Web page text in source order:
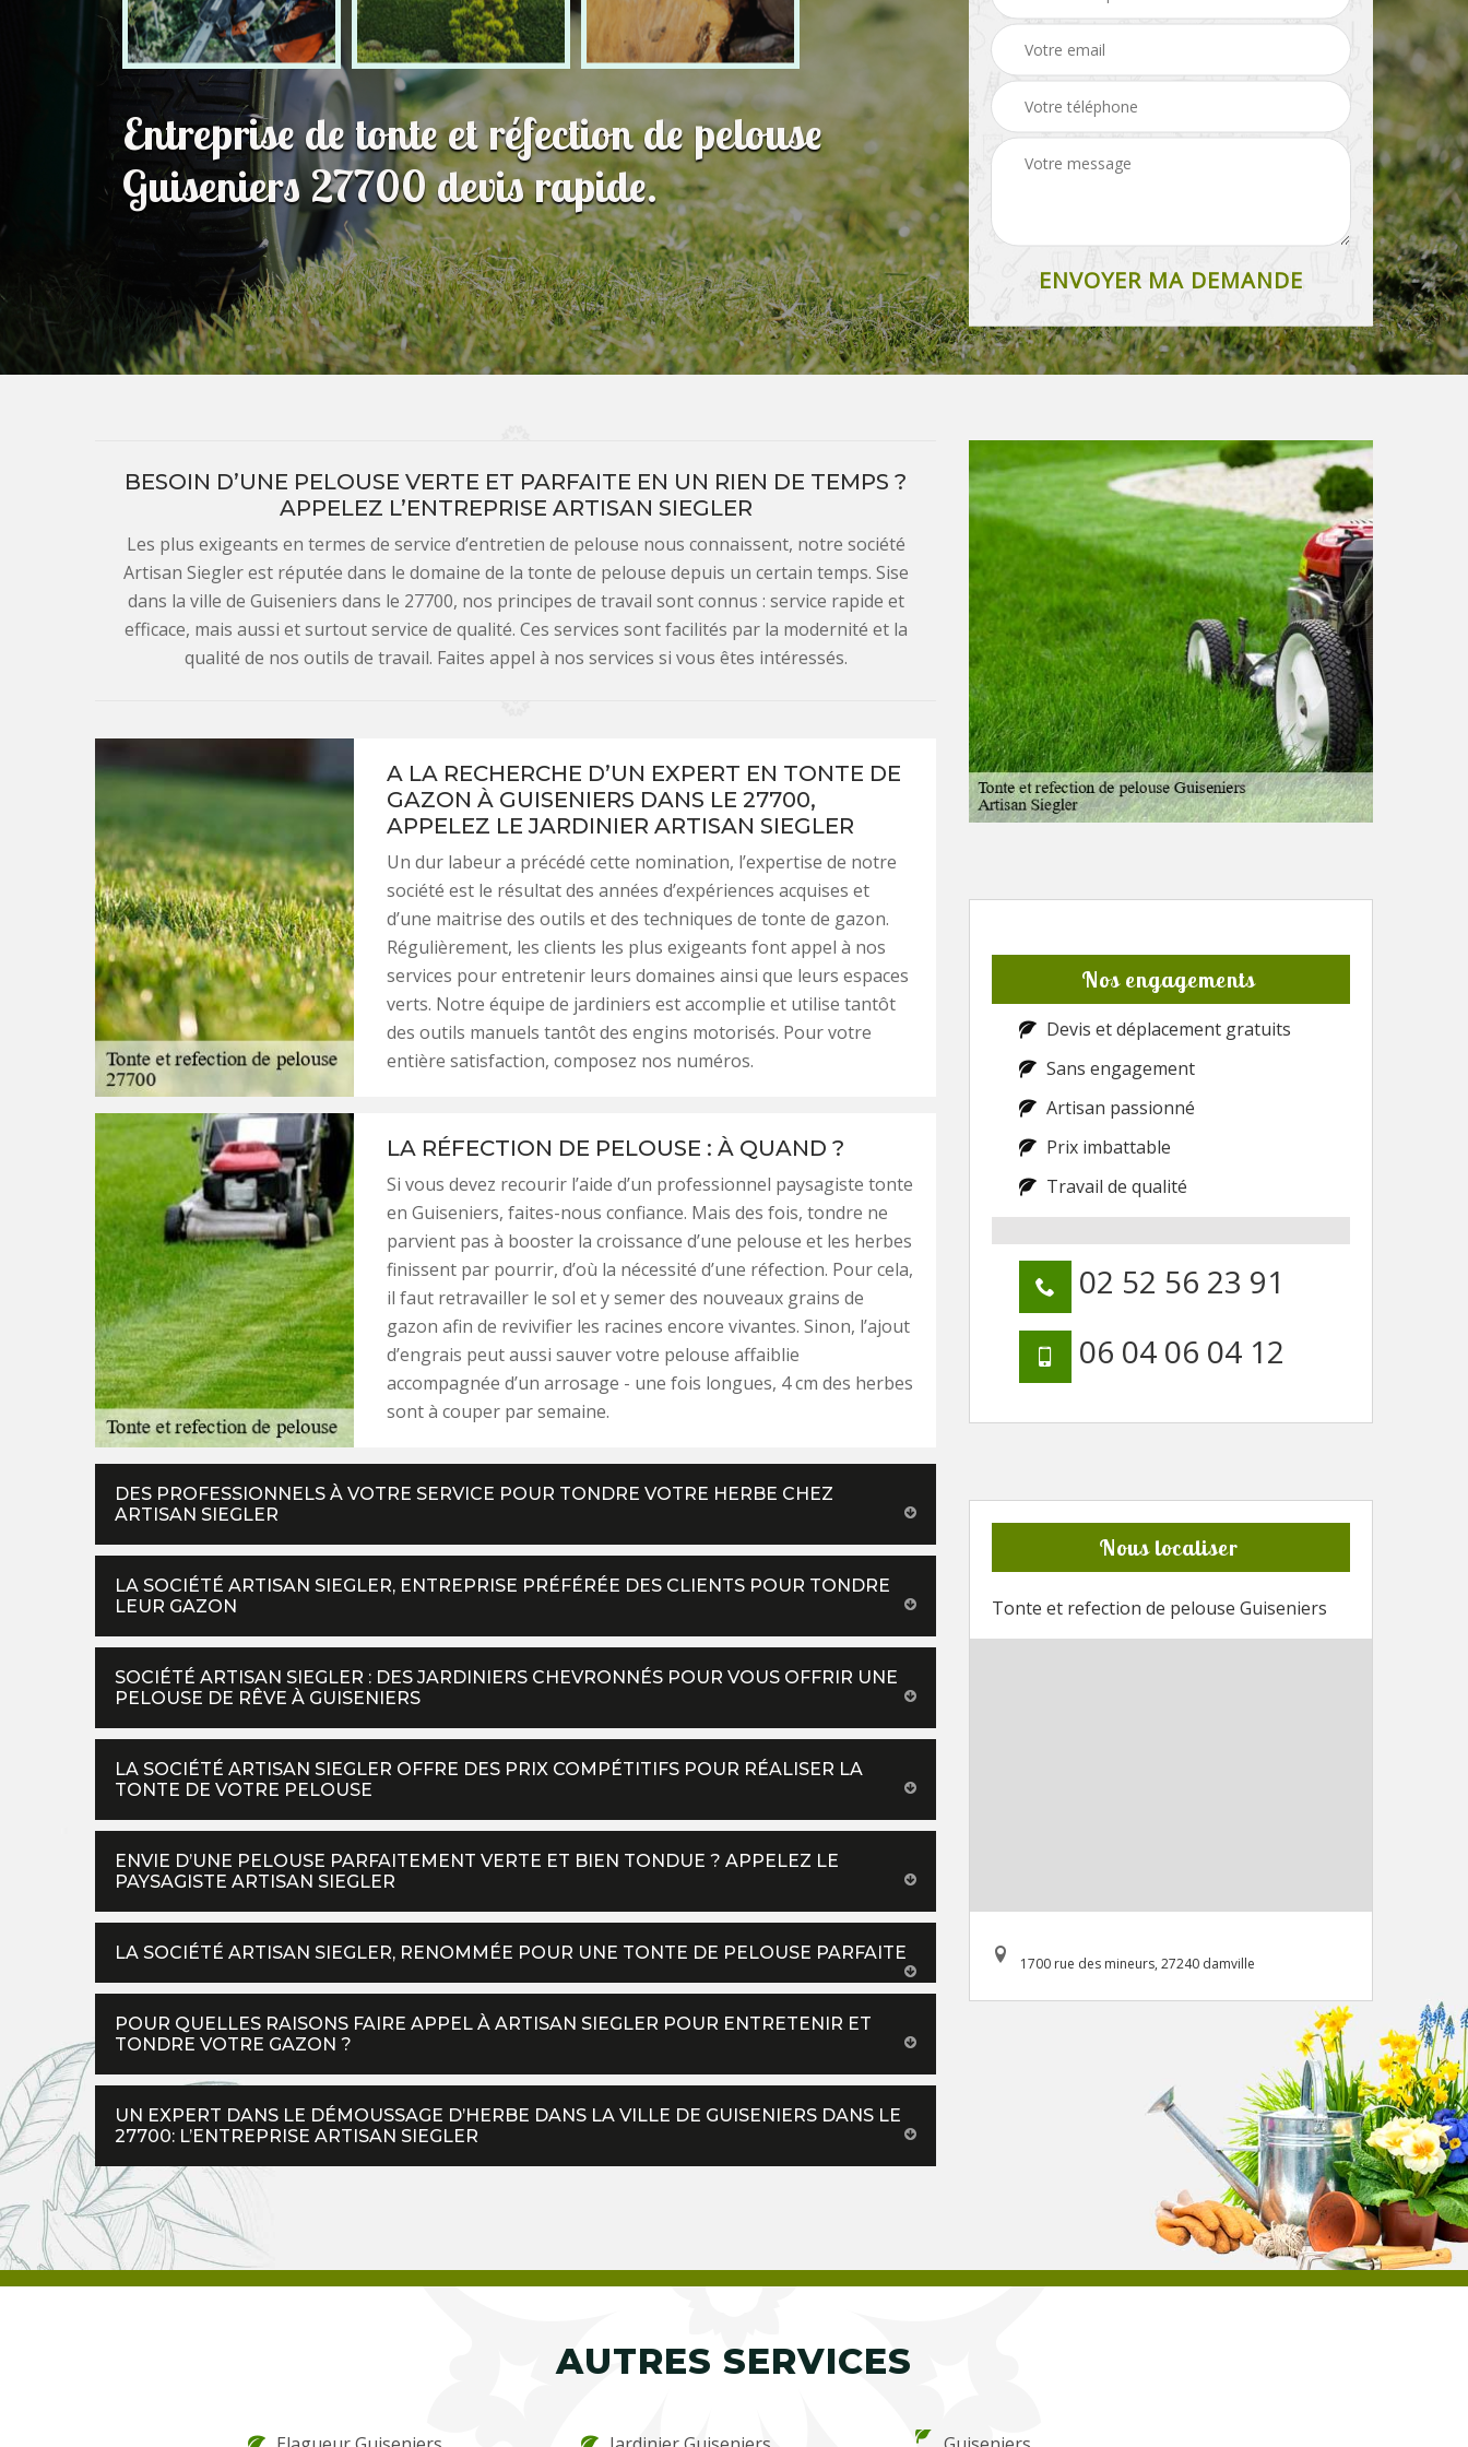
Entreprise de tonte et réfection de pelouse
Guiseniers 27700 devis rapide.
BESOIN D’UNE PELOUSE VERTE ET PARFAITE EN UN RIEN DE TEMPS ?
APPELEZ L’ENTREPRISE ARTISAN SIEGLER
Les plus exigeants en termes de service d’entretien de pelouse nous connaissent, notre société
Artisan Siegler est réputée dans le domaine de la tonte de pelouse depuis un certain temps. Sise
dans la ville de Guiseniers dans le 27700, nos principes de travail sont connus : service rapide et
efficace, mais aussi et surtout service de qualité. Ces services sont facilités par la modernité et la
qualité de nos outils de travail. Faites appel à nos services si vous êtes intéressés.
A LA RECHERCHE D’UN EXPERT EN TONTE DE
GAZON À GUISENIERS DANS LE 27700,
APPELEZ LE JARDINIER ARTISAN SIEGLER
Un dur labeur a précédé cette nomination, l’expertise de notre
société est le résultat des années d’expériences acquises et
d’une maitrise des outils et des techniques de tonte de gazon.
Régulièrement, les clients les plus exigeants font appel à nos
services pour entretenir leurs domaines ainsi que leurs espaces
verts. Notre équipe de jardiniers est accomplie et utilise tantôt
des outils manuels tantôt des engins motorisés. Pour votre
entière satisfaction, composez nos numéros.
LA RÉFECTION DE PELOUSE : À QUAND ?
Si vous devez recourir l’aide d’un professionnel paysagiste tonte
en Guiseniers, faites-nous confiance. Mais des fois, tondre ne
parvient pas à booster la croissance d’une pelouse et les herbes
finissent par pourrir, d’où la nécessité d’une réfection. Pour cela,
il faut retravailler le sol et y semer des nouveaux grains de
gazon afin de revivifier les racines encore vivantes. Sinon, l’ajout
d’engrais peut aussi sauver votre pelouse affaiblie
accompagnée d’un arrosage - une fois longues, 4 cm des herbes
sont à couper par semaine.
DES PROFESSIONNELS À VOTRE SERVICE POUR TONDRE VOTRE HERBE CHEZ
ARTISAN SIEGLER
LA SOCIÉTÉ ARTISAN SIEGLER, ENTREPRISE PRÉFÉRÉE DES CLIENTS POUR TONDRE
LEUR GAZON
SOCIÉTÉ ARTISAN SIEGLER : DES JARDINIERS CHEVRONNÉS POUR VOUS OFFRIR UNE
PELOUSE DE RÊVE À GUISENIERS
LA SOCIÉTÉ ARTISAN SIEGLER OFFRE DES PRIX COMPÉTITIFS POUR RÉALISER LA
TONTE DE VOTRE PELOUSE
ENVIE D’UNE PELOUSE PARFAITEMENT VERTE ET BIEN TONDUE ? APPELEZ LE
PAYSAGISTE ARTISAN SIEGLER
LA SOCIÉTÉ ARTISAN SIEGLER, RENOMMÉE POUR UNE TONTE DE PELOUSE PARFAITE
POUR QUELLES RAISONS FAIRE APPEL À ARTISAN SIEGLER POUR ENTRETENIR ET
TONDRE VOTRE GAZON ?
UN EXPERT DANS LE DÉMOUSSAGE D’HERBE DANS LA VILLE DE GUISENIERS DANS LE
27700: L’ENTREPRISE ARTISAN SIEGLER
Nos engagements
Devis et déplacement gratuits
Sans engagement
Artisan passionné
Prix imbattable
Travail de qualité
02 52 56 23 91
06 04 06 04 12
Nous localiser
Tonte et refection de pelouse Guiseniers
1700 rue des mineurs, 27240 damville
AUTRES SERVICES